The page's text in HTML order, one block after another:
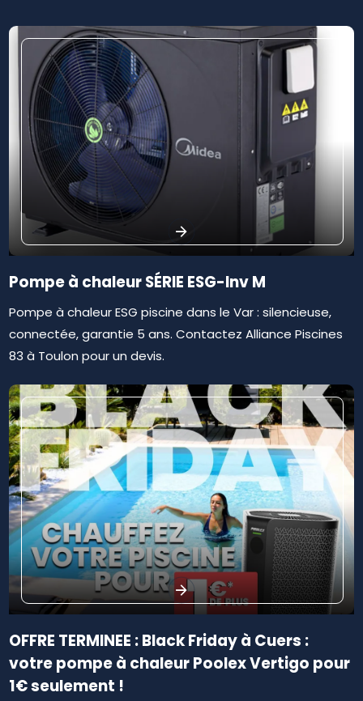
Pompe à chaleur SÉRIE ESG-Inv M
Pompe à chaleur ESG piscine dans le Var : silencieuse,
connectée, garantie 5 ans. Contactez Alliance Piscines
83 à Toulon pour un devis.
OFFRE TERMINEE : Black Friday à Cuers :
votre pompe à chaleur Poolex Vertigo pour
1€ seulement !